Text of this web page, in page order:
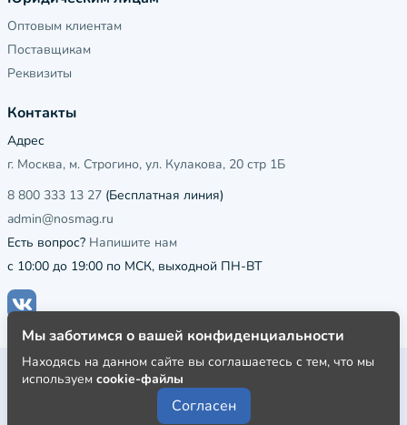
Оптовым клиентам
Поставщикам
Реквизиты
Контакты
Адрес
г. Москва, м. Строгино, ул. Кулакова, 20 стр 1Б
8 800 333 13 27 (Бесплатная линия)
admin@nosmag.ru
Есть вопрос? Напишите нам
с 10:00 до 19:00 по МСК, выходной ПН-ВТ
Публичная оферта
Пользовательское соглашение
Мы заботимся о вашей конфиденциальности
Находясь на данном сайте вы соглашаетесь с тем, что мы
используем cookie-файлы
Согласен